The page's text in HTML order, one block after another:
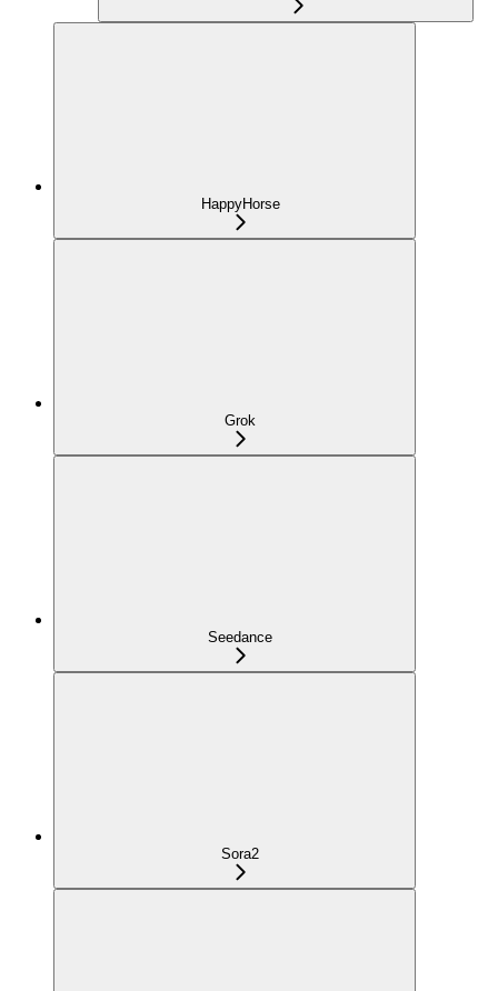
HappyHorse
Grok
Seedance
Sora2